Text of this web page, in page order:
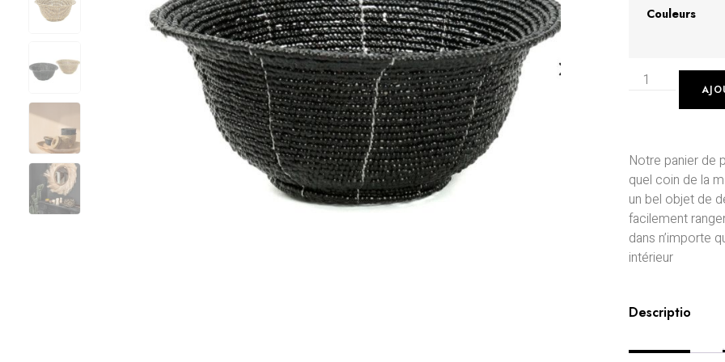
Couleurs
Notre panier de
quel coin de la
un bel objet de
facilement
dans n’importe
intérieur
Description